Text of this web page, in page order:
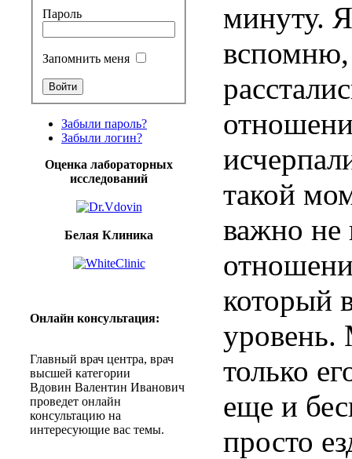
Пароль
Запомнить меня
Забыли пароль?
Забыли логин?
Оценка лабораторных
исследований
Белая Клиника
Онлайн консультация:
Главный врач центра, врач
высшей категории
Вдовин Валентин Иванович
проведет онлайн
консультацию на
интересующие вас темы.
минуту.
такой
важно не
который
только
еще и
просто